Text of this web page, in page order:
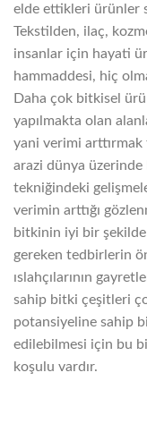
elde ettikleri ürünler
Tekstilden, ilaç,
insanlar için hayati
hammaddesi, hiç
Daha çok bitkisel
yapılmakta olan
yani verimi arttırmak
arazi dünya üzerinde
tekniğindeki
verimin arttığı
bitkinin iyi bir şekilde
gereken tedbirlerin
ıslahçılarının
sahip bitki çeşitleri
potansiyeline sahip
edilebilmesi için bu
koşulu vardır.